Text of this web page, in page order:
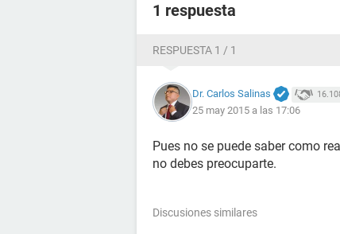
1 respuesta
RESPUESTA 1 / 1
Dr. Carlos Salinas
25 may 2015 a las 17:06
Pues no se puede saber como
no debes preocuparte.
Discusiones similares